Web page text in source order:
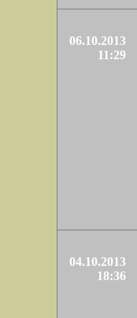
06.10.2013
11:29
04.10.2013
18:36